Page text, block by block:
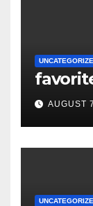
AUGUST